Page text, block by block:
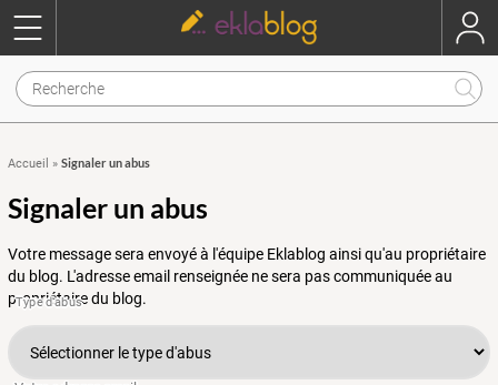
Accueil » Signaler un abus
Signaler un abus
Votre message sera envoyé à l'équipe Eklablog ainsi qu'au propriétaire
du blog. L'adresse email renseignée ne sera pas communiquée au
propriétaire du blog.